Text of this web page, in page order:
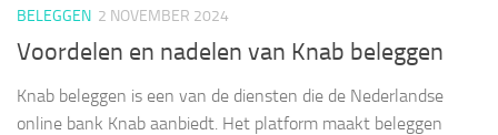
BELEGGEN 2 NOVEMBER 2024
Voordelen en nadelen van Knab beleggen
Knab beleggen is een van de diensten die de Nederlandse
online bank Knab aanbiedt. Het platform maakt beleggen